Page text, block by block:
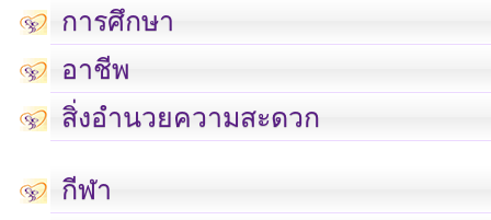
การศึกษา
อาชีพ
สิ่งอำนวยความสะดวก
กีฬา